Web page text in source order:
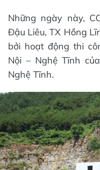
Những ngày này,
Đậu Liêu, TX Hồng
bởi hoạt động thi
Nội – Nghệ Tĩnh
Nghệ Tĩnh.